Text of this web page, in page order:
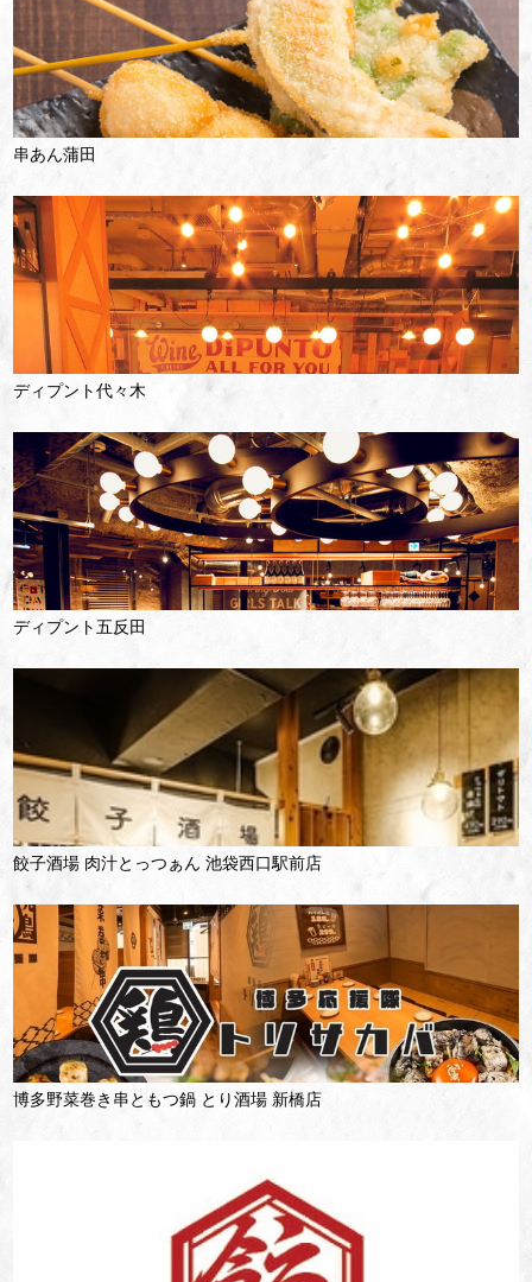
串あん蒲田
ディプント代々木
ディプント五反田
餃子酒場 肉汁とっつぁん 池袋西口駅前店
博多野菜巻き串ともつ鍋 とり酒場 新橋店